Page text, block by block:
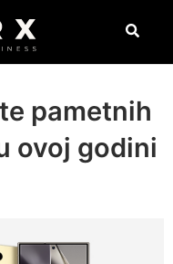
pametnih
ovoj godini